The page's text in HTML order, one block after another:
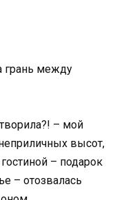
грань между
– мой
высот,
– подарок
– отозвалась